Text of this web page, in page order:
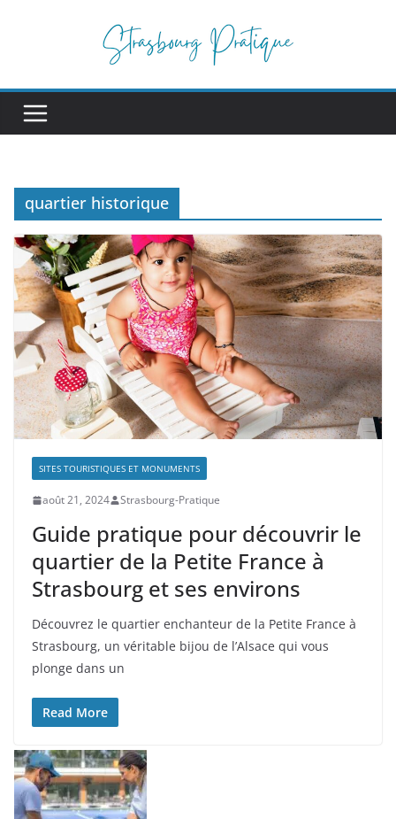
quartier historique
SITES TOURISTIQUES ET MONUMENTS
août 21, 2024 Strasbourg-Pratique
Guide pratique pour découvrir le
quartier de la Petite France à
Strasbourg et ses environs
Découvrez le quartier enchanteur de la Petite France à
Strasbourg, un véritable bijou de l’Alsace qui vous
plonge dans un
Read More